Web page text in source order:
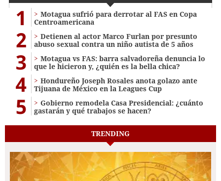
1
Motagua sufrió para derrotar al FAS en Copa
Centroamericana
2
Detienen al actor Marco Furlan por presunto
abuso sexual contra un niño autista de 5 años
3
Motagua vs FAS: barra salvadoreña denuncia lo
que le hicieron y, ¿quién es la bella chica?
4
Hondureño Joseph Rosales anota golazo ante
Tijuana de México en la Leagues Cup
5
Gobierno remodela Casa Presidencial: ¿cuánto
gastarán y qué trabajos se hacen?
TRENDING